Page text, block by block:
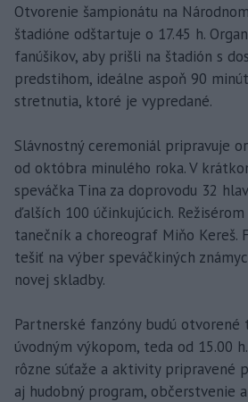
Otvorenie šampionátu na
štadióne odštartuje o 17.45 h.
fanúšikov, aby prišli na štadión s
predstihom, ideálne aspoň 90
stretnutia, ktoré je vypredané.
Slávnostný ceremoniál pripravuje
od októbra minulého roka. V
speváčka Tina za doprovodu 32
ďalších 100 účinkujúcich.
tanečník a choreograf Miňo Kereš.
tešiť na výber speváčkiných
novej skladby.
Partnerské fanzóny budú otvorené
úvodným výkopom, teda od 15.00
rôzne súťaže a aktivity pripravené
aj hudobný program, občerstvenie